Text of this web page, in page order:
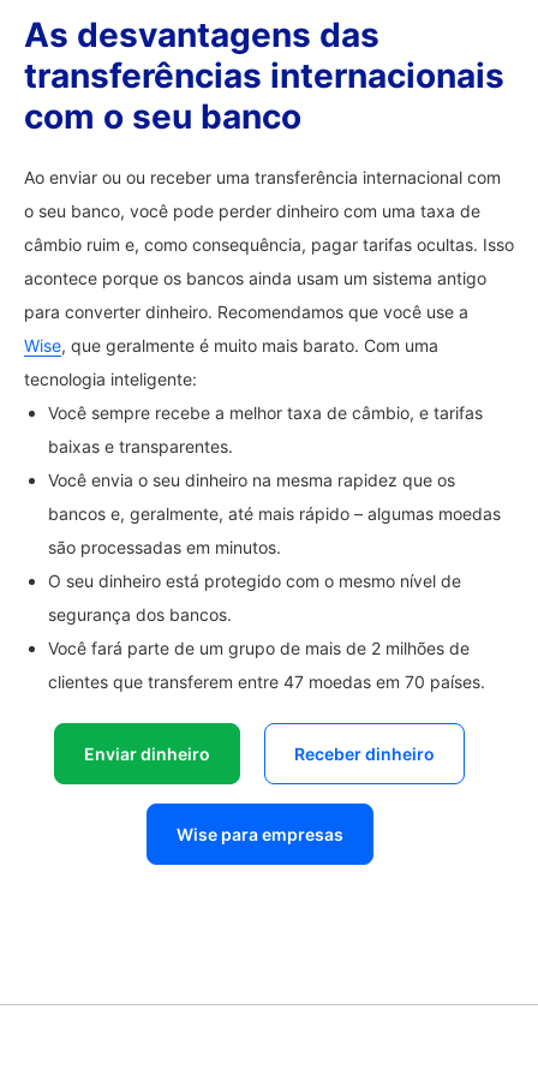
As desvantagens das
transferências internacionais
com o seu banco
Ao enviar ou ou receber uma transferência internacional com
o seu banco, você pode perder dinheiro com uma taxa de
câmbio ruim e, como consequência, pagar tarifas ocultas. Isso
acontece porque os bancos ainda usam um sistema antigo
para converter dinheiro. Recomendamos que você use a
Wise, que geralmente é muito mais barato. Com uma
tecnologia inteligente:
Você sempre recebe a melhor taxa de câmbio, e tarifas
baixas e transparentes.
Você envia o seu dinheiro na mesma rapidez que os
bancos e, geralmente, até mais rápido – algumas moedas
são processadas em minutos.
O seu dinheiro está protegido com o mesmo nível de
segurança dos bancos.
Você fará parte de um grupo de mais de 2 milhões de
clientes que transferem entre 47 moedas em 70 países.
Enviar dinheiro Receber dinheiro
Wise para empresas